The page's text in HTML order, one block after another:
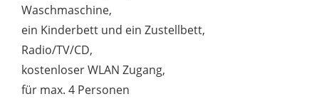
Waschmaschine,
ein Kinderbett und ein Zustellbett,
Radio/TV/CD,
kostenloser WLAN Zugang,
für max. 4 Personen